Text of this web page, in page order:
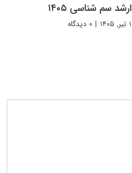
ارشد سم شناسی ۱۴۰۵
۱ تیر, ۱۴۰۵ | ۰ دیدگاه